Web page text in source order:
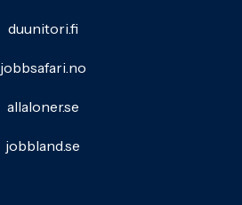
duunitori.fi
jobbsafari.no
allaloner.se
jobbland.se